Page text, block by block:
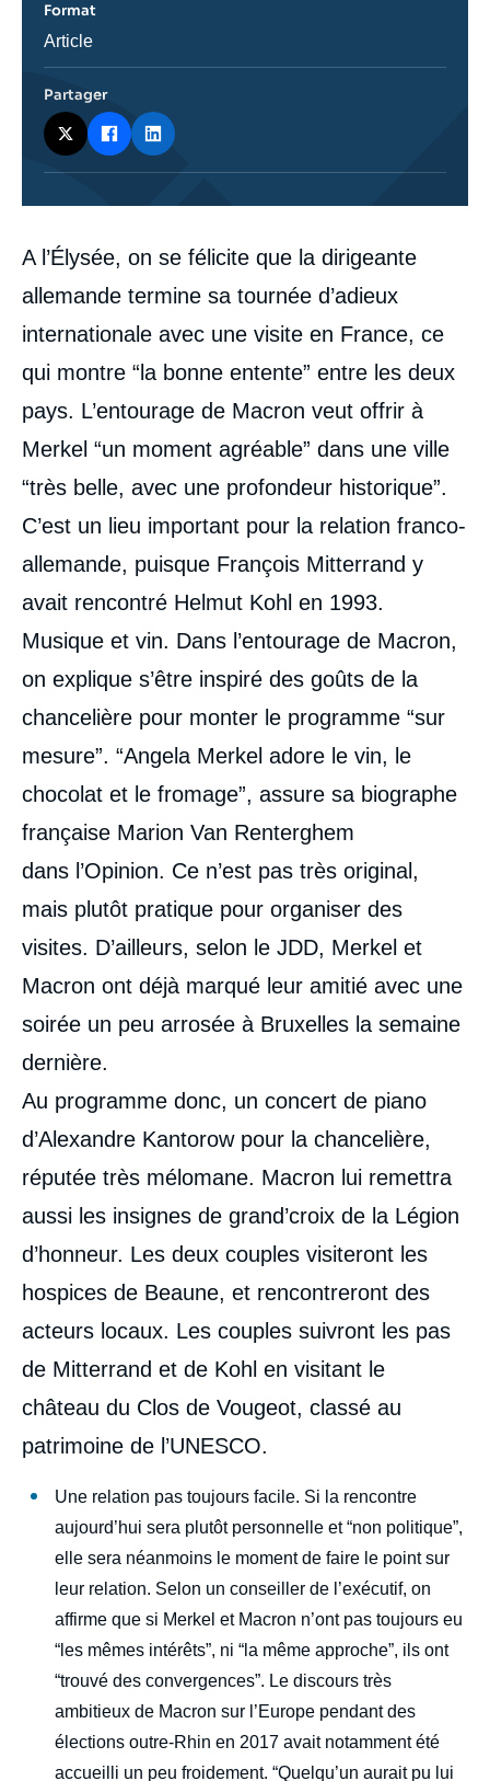
Contenu
intervention
médiatique
A l’Élysée, on se félicite que la dirigeante
allemande termine sa tournée d’adieux
internationale avec une visite en France, ce
qui montre “la bonne entente” entre les deux
pays. L’entourage de Macron veut offrir à
Merkel “un moment agréable” dans une ville
“très belle, avec une profondeur historique”.
C’est un lieu important pour la relation franco-
allemande, puisque François Mitterrand y
avait rencontré Helmut Kohl en 1993.
Musique et vin. Dans l’entourage de Macron,
on explique s’être inspiré des goûts de la
chancelière pour monter le programme “sur
mesure”. “Angela Merkel adore le vin, le
chocolat et le fromage”, assure sa biographe
française Marion Van Renterghem
dans l’Opinion. Ce n’est pas très original,
mais plutôt pratique pour organiser des
visites. D’ailleurs, selon le JDD, Merkel et
Macron ont déjà marqué leur amitié avec une
soirée un peu arrosée à Bruxelles la semaine
dernière.
Au programme donc, un concert de piano
d’Alexandre Kantorow pour la chancelière,
réputée très mélomane. Macron lui remettra
aussi les insignes de grand’croix de la Légion
d’honneur. Les deux couples visiteront les
hospices de Beaune, et rencontreront des
acteurs locaux. Les couples suivront les pas
de Mitterrand et de Kohl en visitant le
château du Clos de Vougeot, classé au
patrimoine de l’UNESCO.
Une relation pas toujours facile. Si la rencontre
aujourd’hui sera plutôt personnelle et “non politique”,
elle sera néanmoins le moment de faire le point sur
leur relation. Selon un conseiller de l’exécutif, on
affirme que si Merkel et Macron n’ont pas toujours eu
“les mêmes intérêts”, ni “la même approche”, ils ont
“trouvé des convergences”. Le discours très
ambitieux de Macron sur l’Europe pendant des
élections outre-Rhin en 2017 avait notamment été
accueilli un peu froidement. “Quelqu’un aurait pu lui
Format
Catégorie
Article
Partager